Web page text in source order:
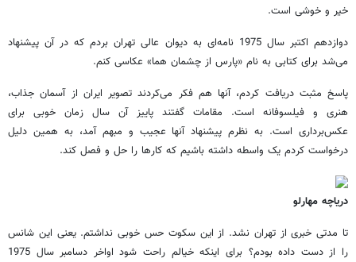
خیر و خوشی است.
دوازدهم اکتبر سال 1975 نامه‌ای به دیوان عالی تهران بردم که در آن پیشنهاد
می‌شد برای کتابی به نام «پارس از چشمان هما» عکاسی کنم.
پاسخ مثبت دریافت کردم، آنها هم فکر می‌کردند تصویر ایران از آسمان جذاب،
هنری و فیلسوفانه است. مقامات گفتند پاییز آن سال زمان خوبی برای
عکس‌برداری است. به نظرم پیشنهاد آنها عجیب و مبهم آمد، به همین دلیل
درخواست کردم یک واسطه داشته باشیم که کارها را حل و فصل کند.
دریاچه مهارلو
تا مدتی خبری از تهران نشد. از این سکوت حس خوبی نداشتم. یعنی این شانس
را از دست داده بودم؟ برای اینکه خیالم راحت شود اواخر دسامبر سال 1975